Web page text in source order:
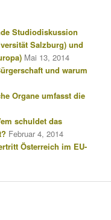
Studiodiskussion
Salzburg) und
Mai 13, 2014
und warum
Organe umfasst die
schuldet das
Februar 4, 2014
Österreich im EU-